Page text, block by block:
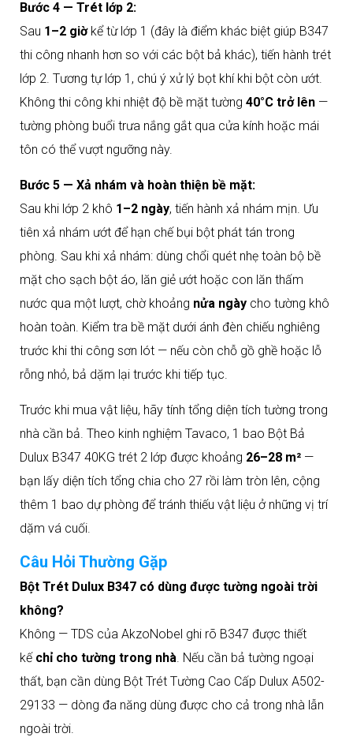
Bước 4 — Trét lớp 2:
Sau 1–2 giờkể từ lớp 1 (đây là điểm khác biệt giúp B347
thi công nhanh hơn so với các bột bả khác), tiến hành trét
lớp 2. Tương tự lớp 1, chú ý xử lý bọt khí khi bột còn ướt.
Không thi công khi nhiệt độ bề mặt tường 40°C trở lên —
tường phòng buổi trưa nắng gắt qua cửa kính hoặc mái
tôn có thể vượt ngưỡng này.
Bước 5 — Xả nhám và hoàn thiện bề mặt:
Sau khi lớp 2 khô 1–2 ngày, tiến hành xả nhám mịn. Ưu
tiên xả nhám ướt để hạn chế bụi bột phát tán trong
phòng. Sau khi xả nhám: dùng chổi quét nhẹ toàn bộ bề
mặt cho sạch bột áo, lăn giẻ ướt hoặc con lăn thấm
nước qua một lượt, chờ khoảng nửa ngày cho tường khô
hoàn toàn. Kiểm tra bề mặt dưới ánh đèn chiếu nghiêng
trước khi thi công sơn lót — nếu còn chỗ gồ ghề hoặc lỗ
rỗng nhỏ, bả dặm lại trước khi tiếp tục.
Trước khi mua vật liệu, hãy tính tổng diện tích tường trong
nhà cần bả. Theo kinh nghiệm Tavaco, 1 bao Bột Bả
Dulux B347 40KG trét 2 lớp được khoảng 26–28 m² —
bạn lấy diện tích tổng chia cho 27 rồi làm tròn lên, cộng
thêm 1 bao dự phòng để tránh thiếu vật liệu ở những vị trí
dặm vá cuối.
Câu Hỏi Thường Gặp
Bột Trét Dulux B347 có dùng được tường ngoài trời
không?
Không — TDS của AkzoNobel ghi rõ B347 được thiết
kế chỉ cho tường trong nhà. Nếu cần bả tường ngoại
thất, bạn cần dùng Bột Trét Tường Cao Cấp Dulux A502-
29133 — dòng đa năng dùng được cho cả trong nhà lẫn
ngoài trời.